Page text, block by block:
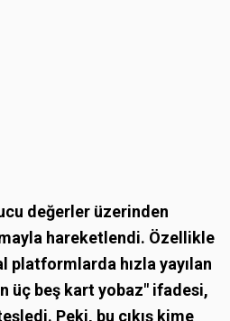
değerler üzerinden
hareketlendi. Özellikle
platformlarda hızla yayılan
üç beş kart yobaz" ifadesi,
Peki, bu çıkış kime